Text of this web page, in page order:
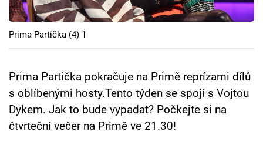
Cool Esport
Pořady
TV Program
Sledujte prima+
Prima Partička (4) 1
Prima Partička pokračuje na Primě reprízami dílů
s oblíbenými hosty.Tento týden se spojí s Vojtou
Dykem. Jak to bude vypadat? Počkejte si na
čtvrteční večer na Primě ve 21.30!